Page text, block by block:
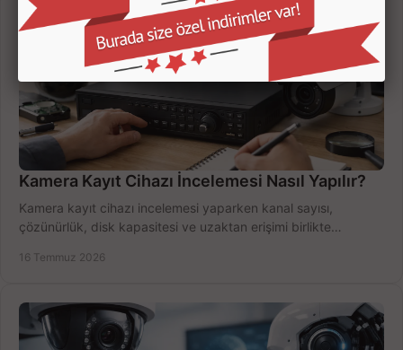
Kamera Kayıt Cihazı İncelemesi Nasıl Yapılır?
Kamera kayıt cihazı incelemesi yaparken kanal sayısı,
çözünürlük, disk kapasitesi ve uzaktan erişimi birlikte
16 Temmuz 2026